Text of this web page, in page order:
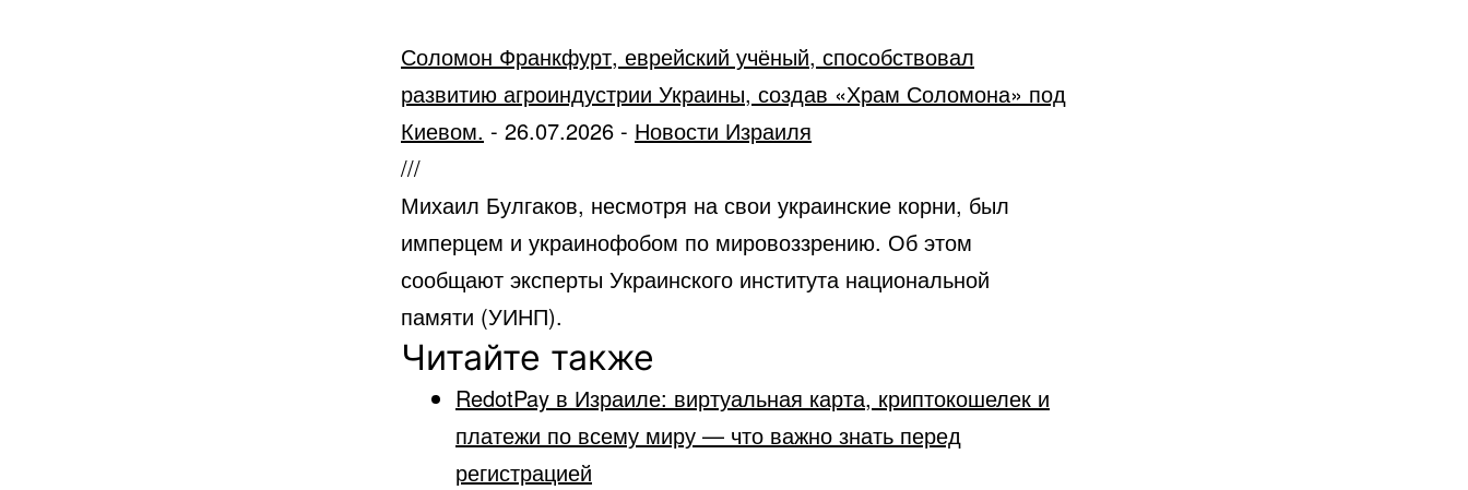
Соломон Франкфурт, еврейский учёный, способствовал
развитию агроиндустрии Украины, создав «Храм Соломона» под
Киевом. - 26.07.2026 - Новости Израиля
///
Михаил Булгаков, несмотря на свои украинские корни, был
имперцем и украинофобом по мировоззрению. Об этом
сообщают эксперты Украинского института национальной
памяти (УИНП).
Читайте также
RedotPay в Израиле: виртуальная карта, криптокошелек и
платежи по всему миру — что важно знать перед
регистрацией